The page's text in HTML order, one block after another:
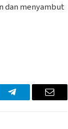
dan menyambut
Telegram Email